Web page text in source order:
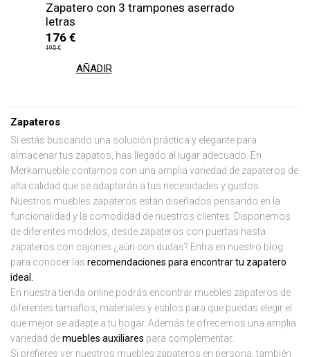
Zapatero con 3 trampones aserrado
letras
176 €
195 €
AÑADIR
Zapateros
Si estás buscando una solución práctica y elegante para
almacenar tus zapatos, has llegado al lugar adecuado. En
Merkamueble contamos con una amplia variedad de zapateros de
alta calidad que se adaptarán a tus necesidades y gustos.
Nuestros muebles zapateros están diseñados pensando en la
funcionalidad y la comodidad de nuestros clientes. Disponemos
de diferentes modelos, desde zapateros con puertas hasta
zapateros con cajones ¿aún con dudas? Entra en nuestro blog
para conocer las recomendaciones para encontrar tu zapatero
ideal.
En nuestra tienda online podrás encontrar muebles zapateros de
diferentes tamaños, materiales y estilos para que puedas elegir el
que mejor se adapte a tu hogar. Además te ofrecemos una amplia
variedad demuebles auxiliares para complementar.
Si prefieres ver nuestros muebles zapateros en persona, también